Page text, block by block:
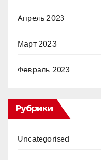
Апрель 2023
Март 2023
Февраль 2023
Рубрики
Uncategorised